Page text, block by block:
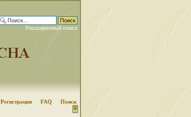
Расширенный поиск
Регистрация FAQ Поиск